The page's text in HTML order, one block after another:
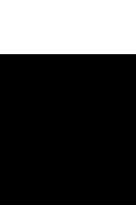
7º macacão